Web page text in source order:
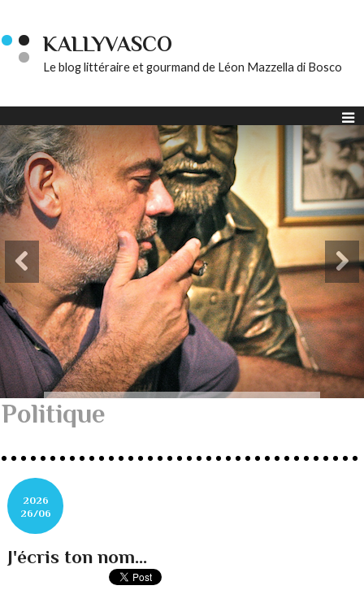
KALLYVASCO
Le blog littéraire et gourmand de Léon Mazzella di Bosco
Politique
2026
26/06
J'écris ton nom...